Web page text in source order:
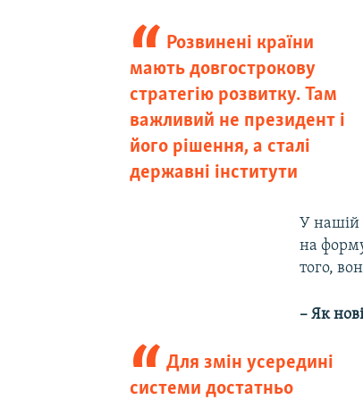
Розвинені країни
мають довгострокову
стратегію розвитку. Там
важливий не президент і
його рішення, а сталі
державні інститути
У нашій
на
того,
– Як
Для змін усередині
системи достатньо